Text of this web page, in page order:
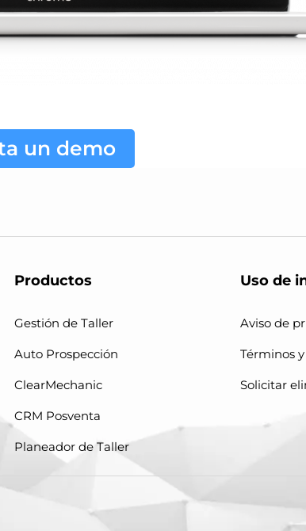
un demo
Productos
Gestión de Taller
Auto Prospección
ClearMechanic
CRM Posventa
Planeador de Taller
Uso de
Aviso de
Términos
Solicitar